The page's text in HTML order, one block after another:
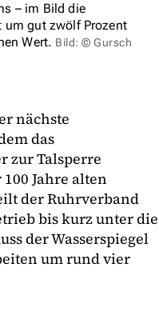
– im Bild die
um gut zwölf Prozent
Wert. Bild: © Gursch
nächste
das
zur Talsperre
Jahre alten
der Ruhrverband
bis kurz unter die
der Wasserspiegel
um rund vier